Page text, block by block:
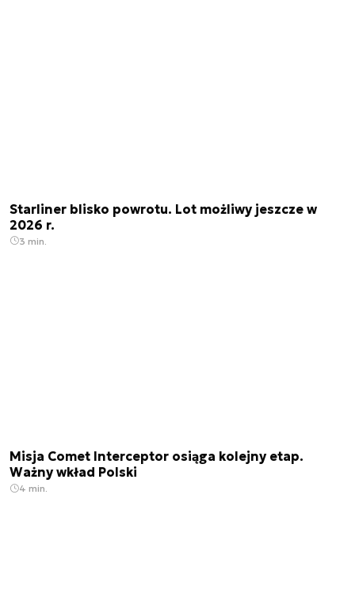
Starliner blisko powrotu. Lot możliwy jeszcze w
2026 r.
3 min.
Misja Comet Interceptor osiąga kolejny etap.
Ważny wkład Polski
4 min.